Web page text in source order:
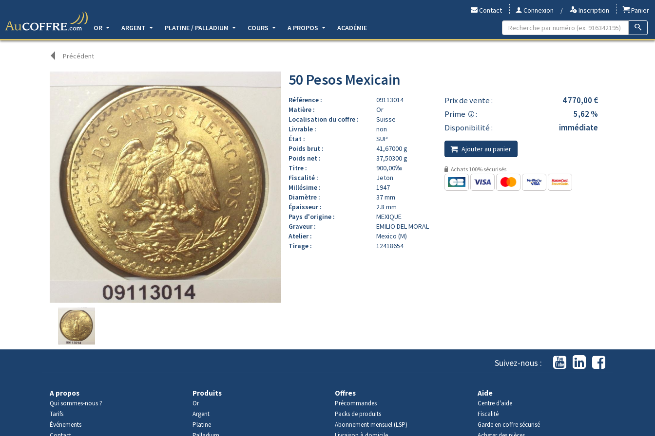
Contact Connexion / Inscription
Panier
OR
ARGENT PLATINE / PALLADIUM COURS A PROPOS ACADÉMIE
Précédent
Avers
produit
50 Pesos Mexicain
Référence :
09113014
Matière :
Or
Localisation du coffre :
Suisse
Livrable :
non
État :
SUP
Poids brut :
41,67000 g
Poids net :
37,50300 g
Titre :
900,00‰
Fiscalité :
Jeton
Millésime :
1947
Diamètre :
37 mm
Épaisseur :
2.8 mm
Pays d'origine :
MEXIQUE
Graveur :
EMILIO DEL MORAL
Atelier :
Mexico (M)
Tirage :
12418654
Prix de vente :
4 770,00 €
Prime
:
5,62 %
Disponibilité :
immédiate
Ajouter au panier
Achats 100% sécurisés
Suivez-nous :
A propos
Qui sommes-nous ?
Tarifs
Événements
Produits
Or
Argent
Platine
Offres
Précommandes
Packs de produits
Abonnement mensuel (LSP)
Aide
Centre d'aide
Fiscalité
Garde en coffre sécurisé